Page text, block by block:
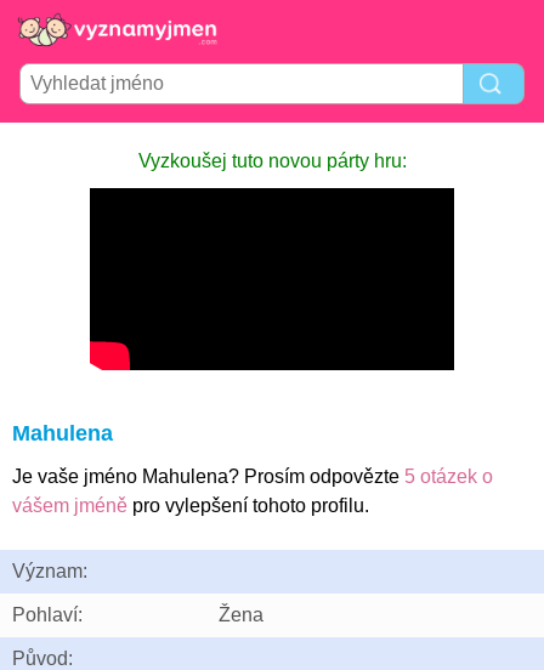
Vyzkoušej tuto novou párty hru:
Mahulena
Je vaše jméno Mahulena? Prosím odpovězte 5 otázek o
vášem jméně pro vylepšení tohoto profilu.
Význam:
Pohlaví: Žena
Původ: